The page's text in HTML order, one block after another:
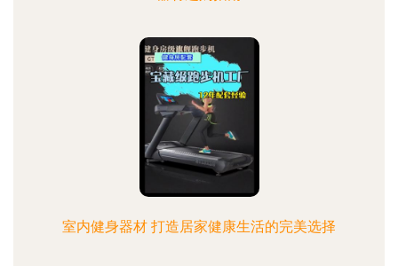
室内健身器材 打造居家健康生活的完美选择